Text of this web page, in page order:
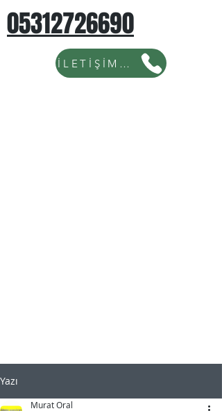
05312726690
İLETİŞİM İÇİN TIKLAYINIZ...
Yazı
Murat Oral